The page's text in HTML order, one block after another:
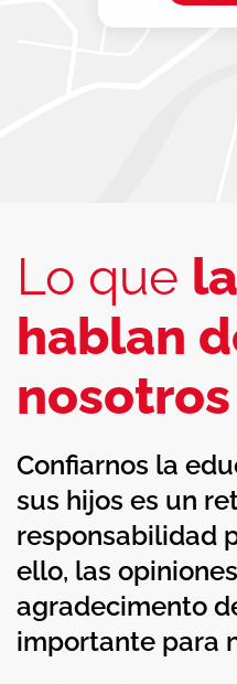
Lo que
hablan
nosotros
Confiarnos la
sus hijos es un
responsabilidad
ello, las
agradecimento
importante para